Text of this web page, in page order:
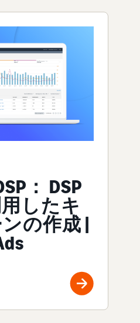
： DSP
したキ
の作成 |